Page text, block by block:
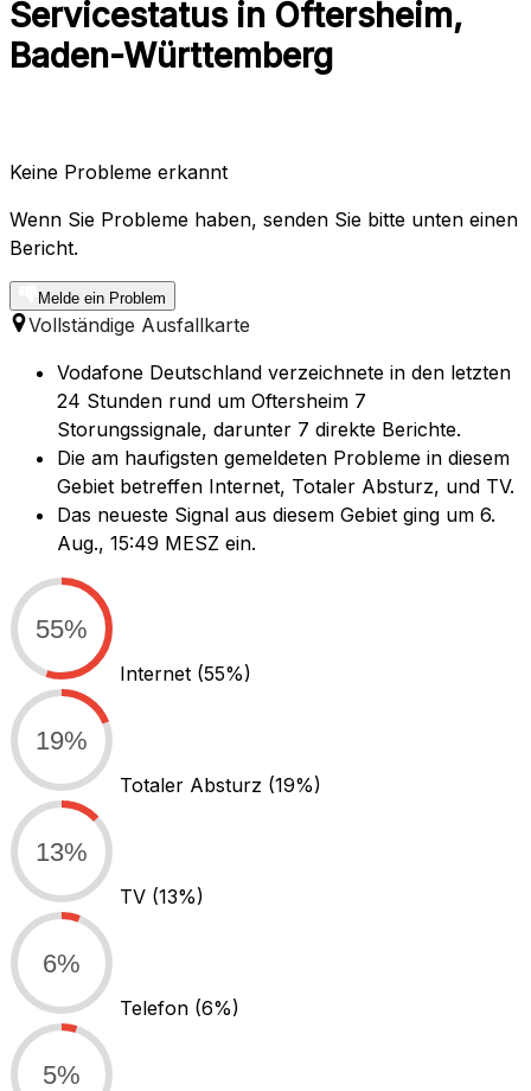
Servicestatus in Oftersheim,
Baden-Württemberg
Keine Probleme erkannt
Wenn Sie Probleme haben, senden Sie bitte unten einen
Bericht.
Melde ein Problem
Vollständige Ausfallkarte
Vodafone Deutschland verzeichnete in den letzten
24 Stunden rund um Oftersheim 7
Storungssignale, darunter 7 direkte Berichte.
Die am haufigsten gemeldeten Probleme in diesem
Gebiet betreffen Internet, Totaler Absturz, und TV.
Das neueste Signal aus diesem Gebiet ging um 6.
Aug., 15:49 MESZ ein.
55%
Internet (55%)
19%
Totaler Absturz (19%)
13%
TV (13%)
6%
Telefon (6%)
5%